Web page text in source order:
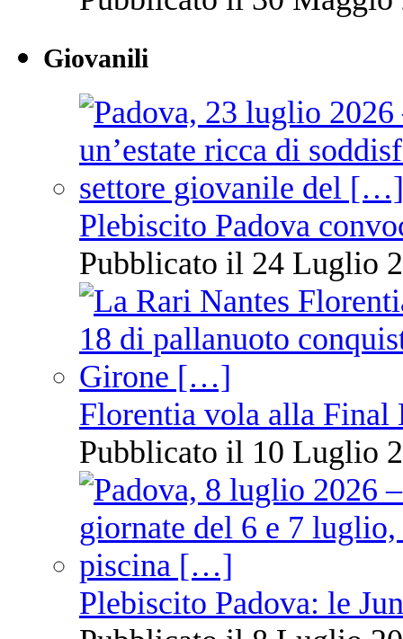
Giovanili
Plebiscito Padova
Pubblicato il 24 Luglio
Florentia vola alla Final
Pubblicato il 10 Luglio
Plebiscito Padova: le